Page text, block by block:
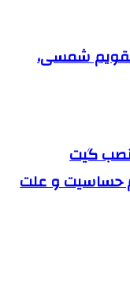
تقویم شمسی،
نصب گیت
حساسیت و علت